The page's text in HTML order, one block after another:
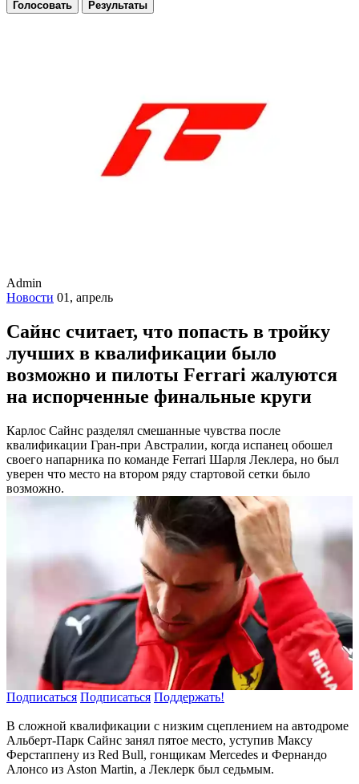
Голосовать Результаты
Admin
Новости 01, апрель
Сайнс считает, что попасть в тройку
лучших в квалификации было
возможно и пилоты Ferrari жалуются
на испорченные финальные круги
Карлос Сайнс разделял смешанные чувства после
квалификации Гран-при Австралии, когда испанец обошел
своего напарника по команде Ferrari Шарля Леклера, но был
уверен что место на втором ряду стартовой сетки было
возможно.
Подписаться Подписаться Поддержать!
В сложной квалификации с низким сцеплением на автодроме
Альберт-Парк Сайнс занял пятое место, уступив Максу
Ферстаппену из Red Bull, гонщикам Mercedes и Фернандо
Алонсо из Aston Martin, а Леклерк был седьмым.